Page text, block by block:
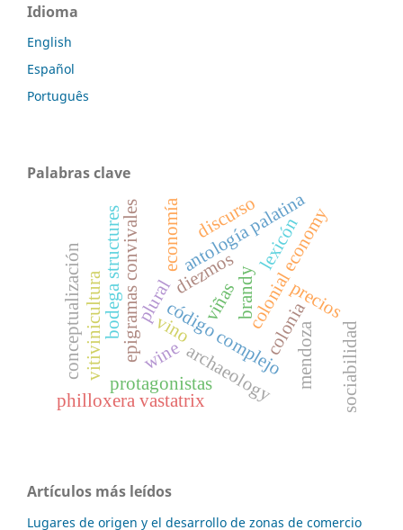
Idioma
English
Español
Português
Palabras clave
epigramas convivales antología palatina
vino
código complejo
plural
wine
brandy
bodega structures colonial economy
archaeology
coloniaprecios
economía
vitivinicultura diezmos
mendoza
protagonistas
viñas
philloxera vastatrix
discursolexicón
conceptualización sociabilidad
Artículos más leídos
Lugares de origen y el desarrollo de zonas de comercio